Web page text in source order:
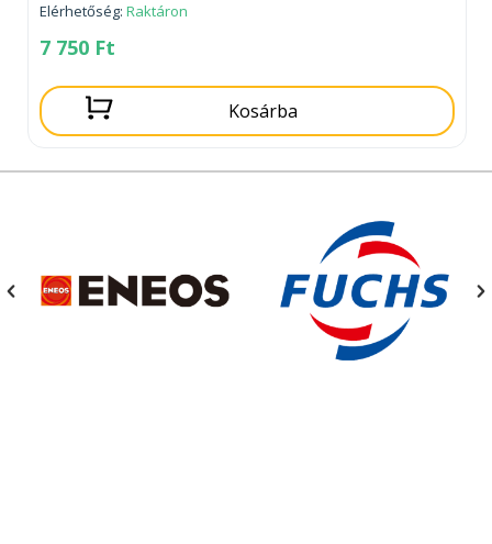
Elérhetőség: Raktáron
7 750 Ft
Kosárba